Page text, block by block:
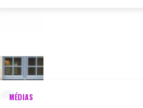
MÉDIAS